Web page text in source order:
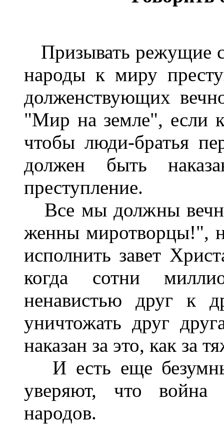
Призывать режущие
народы к миру
долженствующих
"Мир на земле", если
чтобы люди-братья
должен быть
преступление.
Все мы должны
женны миротворцы!",
исполнить завет
когда сотни
ненавистью друг к
уничтожать друг
наказан за это, как за
И есть еще
уверяют, что
народов.